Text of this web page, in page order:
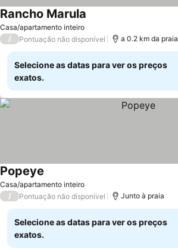
Casa/apartamento inteiro
Rancho Marula
/ Pontuação não disponível a 0.2 km da praia
Selecione as datas para ver os preços
exatos.
Casa/apartamento inteiro
Popeye
/ Pontuação não disponível Junto à praia
Selecione as datas para ver os preços
exatos.